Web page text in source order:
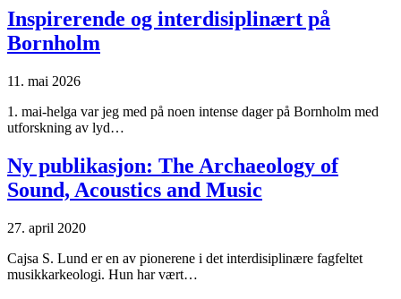
Inspirerende og interdisiplinært på
Bornholm
11. mai 2026
1. mai-helga var jeg med på noen intense dager på Bornholm med
utforskning av lyd…
Ny publikasjon: The Archaeology of
Sound, Acoustics and Music
27. april 2020
Cajsa S. Lund er en av pionerene i det interdisiplinære fagfeltet
musikkarkeologi. Hun har vært…